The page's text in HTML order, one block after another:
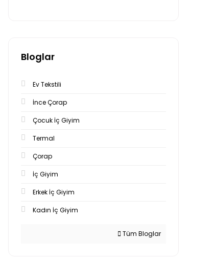
Bloglar
Ev Tekstili
İnce Çorap
Çocuk İç Giyim
Termal
Çorap
İç Giyim
Erkek İç Giyim
Kadın İç Giyim
Tüm Bloglar